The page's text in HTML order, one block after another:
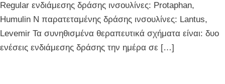
Regular ενδιάμεσης δράσης ινσουλίνες: Protaphan,
Humulin N παρατεταμένης δράσης ινσουλίνες: Lantus,
Levemir Τα συνηθισμένα θεραπευτικά σχήματα είναι: δυο
ενέσεις ενδιάμεσης δράσης την ημέρα σε […]